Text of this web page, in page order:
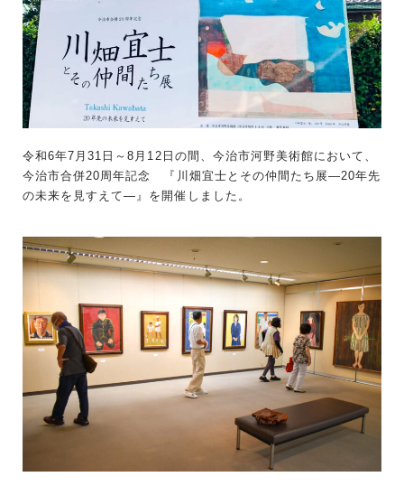
令和6年7月31日～8月12日の間、今治市河野美術館において、
今治市合併20周年記念 『川畑宜士とその仲間たち展―20年先
の未来を見すえて―』を開催しました。